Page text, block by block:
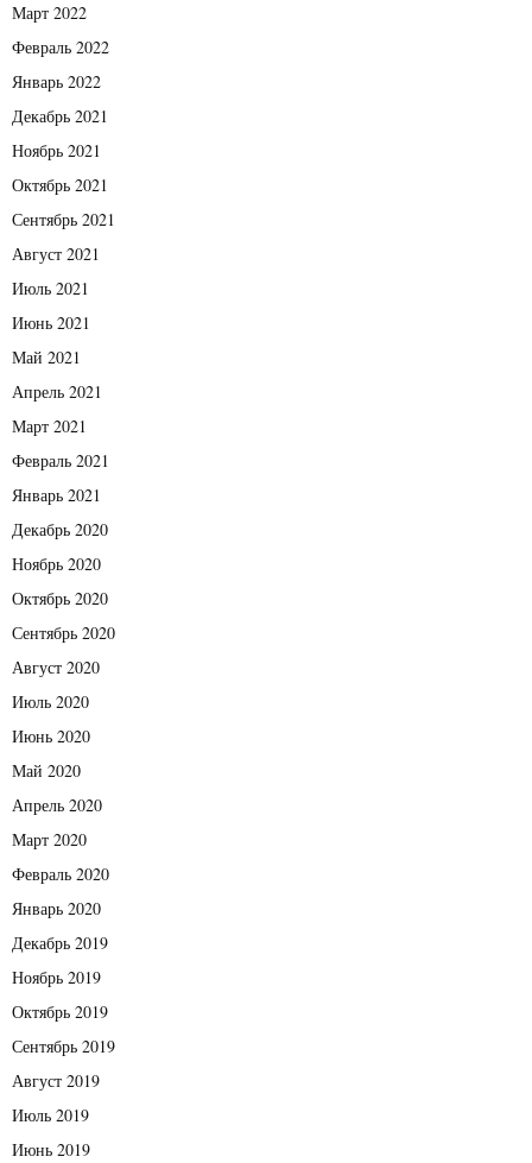
Март 2022
Февраль 2022
Январь 2022
Декабрь 2021
Ноябрь 2021
Октябрь 2021
Сентябрь 2021
Август 2021
Июль 2021
Июнь 2021
Май 2021
Апрель 2021
Март 2021
Февраль 2021
Январь 2021
Декабрь 2020
Ноябрь 2020
Октябрь 2020
Сентябрь 2020
Август 2020
Июль 2020
Июнь 2020
Май 2020
Апрель 2020
Март 2020
Февраль 2020
Январь 2020
Декабрь 2019
Ноябрь 2019
Октябрь 2019
Сентябрь 2019
Август 2019
Июль 2019
Июнь 2019